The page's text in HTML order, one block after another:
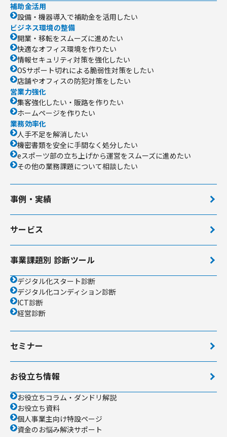
補助金活用
設備・機器導入で補助金を活用したい
ビジネス環境の整備
開業・移転をスムーズに進めたい
快適なオフィス環境を作りたい
情報セキュリティ対策を強化したい
OSサポート切れによる脆弱性対策をしたい
店舗やオフィスの防犯対策をしたい
営業力強化
集客強化したい・販路を作りたい
ホームページを作りたい
業務効率化
人手不足を解消したい
機密書類を安全に手間なく処分したい
eスポーツ部の立ち上げから運営をスムーズに進めたい
その他の業務課題について相談したい
事例・実績
サービス
事業課題別 診断ツール
デジタル化スタート診断
デジタル化コンディション診断
ICT診断
経営診断
セミナー
お役立ち情報
お役立ちコラム・ダンドリ解説
お役立ち資料
個人事業主向け特設ページ
資金のお悩み解決サポート